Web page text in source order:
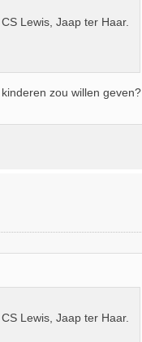
Lewis, Jaap ter Haar.
zou willen geven?
Lewis, Jaap ter Haar.